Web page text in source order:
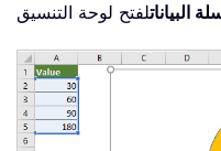
البيانات